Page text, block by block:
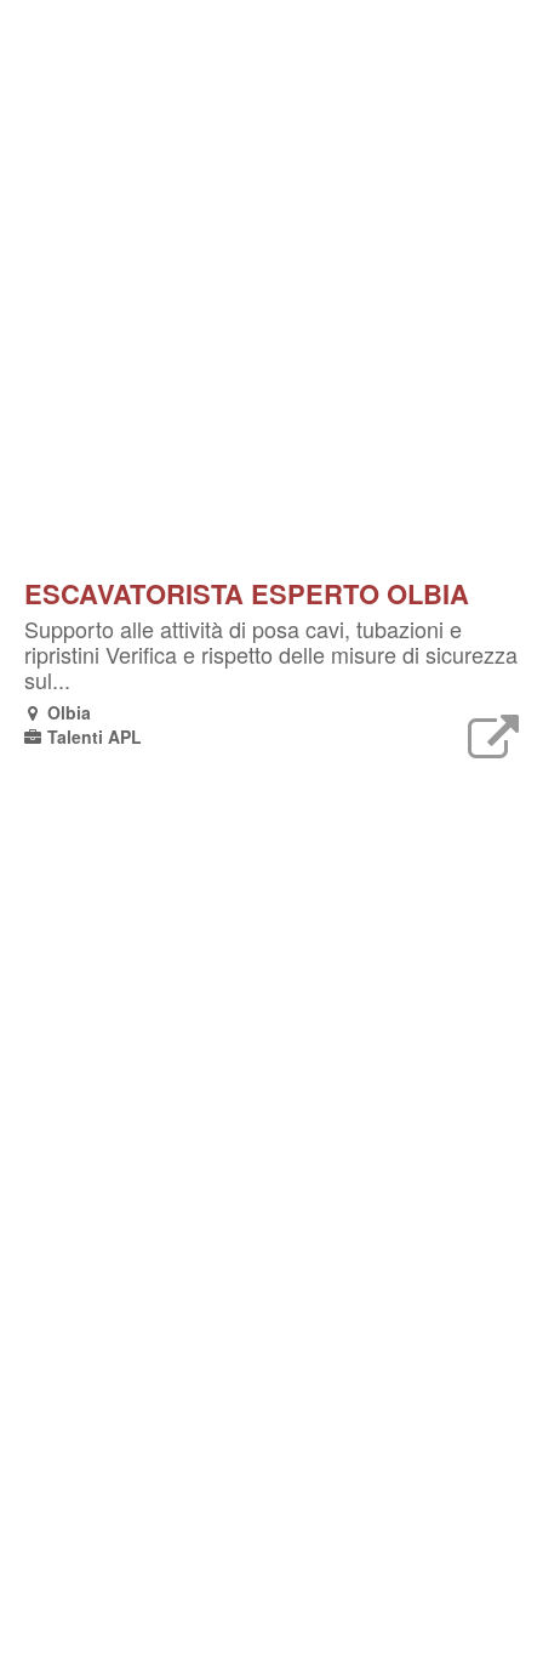
ESCAVATORISTA ESPERTO OLBIA
Supporto alle attività di posa cavi, tubazioni e
ripristini Verifica e rispetto delle misure di sicurezza
sul...
Olbia
Talenti APL